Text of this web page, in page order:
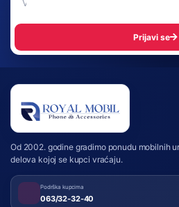
Prijavi se
Royal Mobil
Od 2002. godine gradimo ponudu mobilnih
delova kojoj se kupci vraćaju.
Podrška kupcima
063/32-32-40